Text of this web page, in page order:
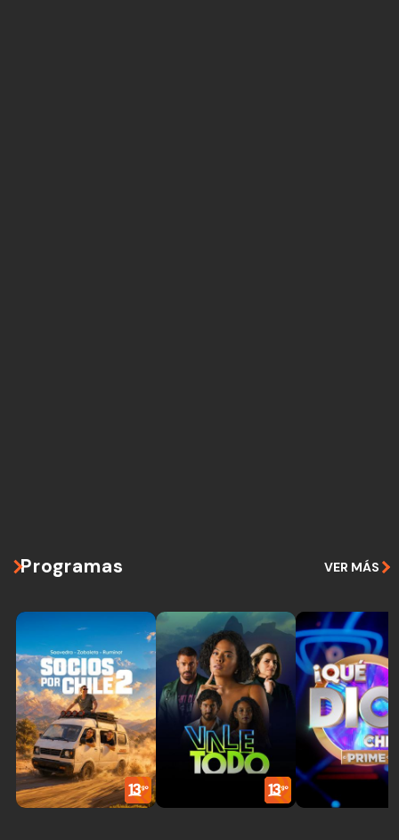
Programas VER MÁS